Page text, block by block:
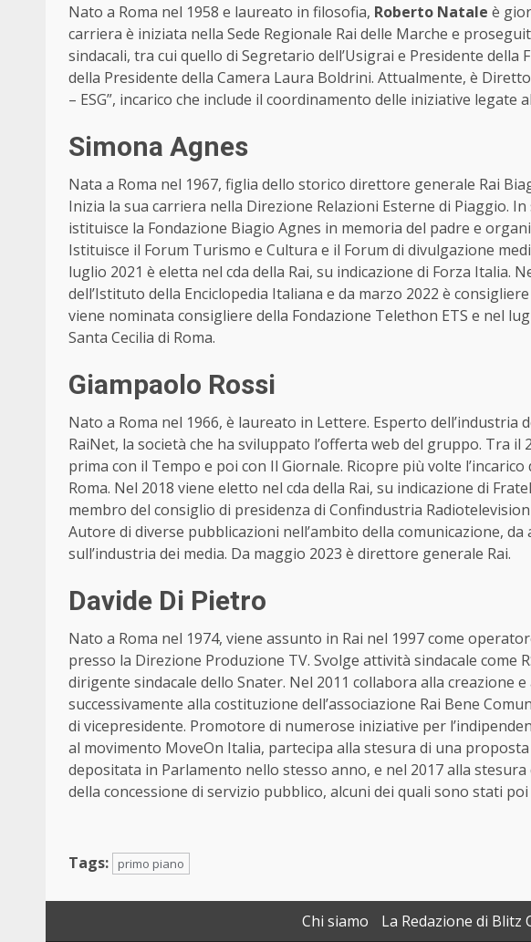
Nato a Roma nel 1958 e laureato in filosofia, Roberto Natale è
carriera è iniziata nella Sede Regionale Rai delle Marche e
sindacali, tra cui quello di Segretario dell’Usigrai e Presidente della
della Presidente della Camera Laura Boldrini. Attualmente, è
– ESG”, incarico che include il coordinamento delle iniziative legate
Simona Agnes
Nata a Roma nel 1967, figlia dello storico direttore generale Rai
Inizia la sua carriera nella Direzione Relazioni Esterne di Piaggio.
istituisce la Fondazione Biagio Agnes in memoria del padre e
Istituisce il Forum Turismo e Cultura e il Forum di divulgazione
luglio 2021 è eletta nel cda della Rai, su indicazione di Forza Italia.
dell’Istituto della Enciclopedia Italiana e da marzo 2022 è
viene nominata consigliere della Fondazione Telethon ETS e nel
Santa Cecilia di Roma.
Giampaolo Rossi
Nato a Roma nel 1966, è laureato in Lettere. Esperto dell’industria
RaiNet, la società che ha sviluppato l’offerta web del gruppo. Tra il
prima con il Tempo e poi con Il Giornale. Ricopre più volte
Roma. Nel 2018 viene eletto nel cda della Rai, su indicazione di
membro del consiglio di presidenza di Confindustria
Autore di diverse pubblicazioni nell’ambito della comunicazione,
sull’industria dei media. Da maggio 2023 è direttore generale Rai.
Davide Di Pietro
Nato a Roma nel 1974, viene assunto in Rai nel 1997 come
presso la Direzione Produzione TV. Svolge attività sindacale come
dirigente sindacale dello Snater. Nel 2011 collabora alla creazione
successivamente alla costituzione dell’associazione Rai Bene
di vicepresidente. Promotore di numerose iniziative per
al movimento MoveOn Italia, partecipa alla stesura di una
depositata in Parlamento nello stesso anno, e nel 2017 alla
della concessione di servizio pubblico, alcuni dei quali sono stati
Tags: primo piano
Chi siamo La Redazione di Blitz